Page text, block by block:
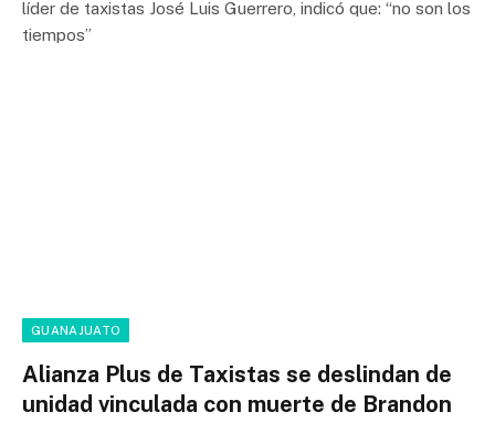
líder de taxistas José Luis Guerrero, indicó que: “no son los
tiempos”
GUANAJUATO
Alianza Plus de Taxistas se deslindan de
unidad vinculada con muerte de Brandon